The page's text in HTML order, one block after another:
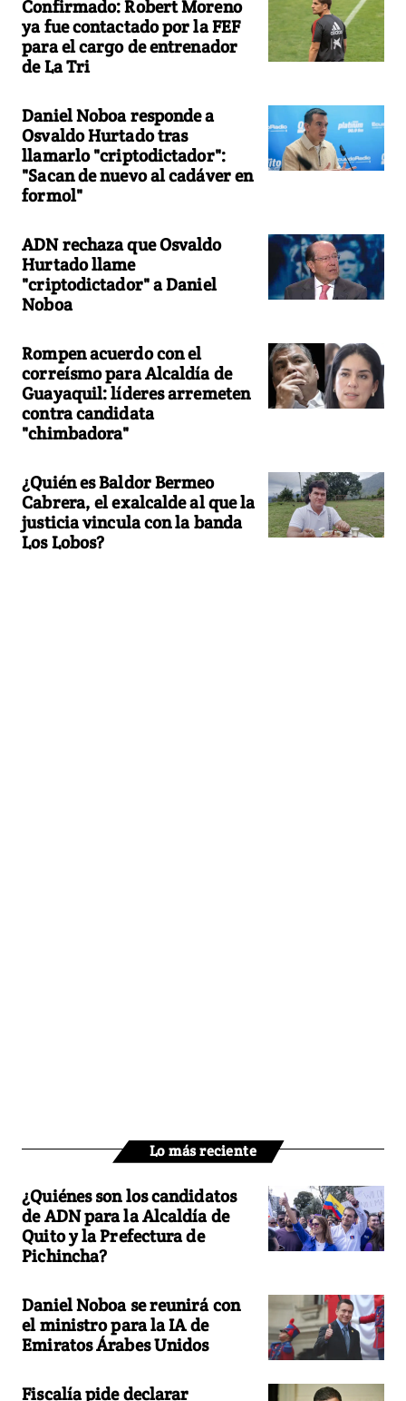
Confirmado: Robert Moreno
ya fue contactado por la FEF
para el cargo de entrenador
de La Tri
Daniel Noboa responde a
Osvaldo Hurtado tras
llamarlo "criptodictador":
"Sacan de nuevo al cadáver en
formol"
ADN rechaza que Osvaldo
Hurtado llame
"criptodictador" a Daniel
Noboa
Rompen acuerdo con el
correísmo para Alcaldía de
Guayaquil: líderes arremeten
contra candidata
"chimbadora"
¿Quién es Baldor Bermeo
Cabrera, el exalcalde al que la
justicia vincula con la banda
Los Lobos?
Lo más reciente
¿Quiénes son los candidatos
de ADN para la Alcaldía de
Quito y la Prefectura de
Pichincha?
Daniel Noboa se reunirá con
el ministro para la IA de
Emiratos Árabes Unidos
Fiscalía pide declarar